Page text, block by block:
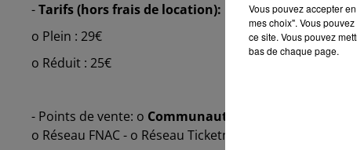
-Tarifs (hors frais de location):
o Plein : 29€
o Réduit : 25€
- Points de vente: o Communauté de Communes du
o Réseau FNAC - o Réseau Ticketmaster - o See
Vous pouvez accepter
mes choix". Vous
ce site. Vous pouvez
bas de chaque page.